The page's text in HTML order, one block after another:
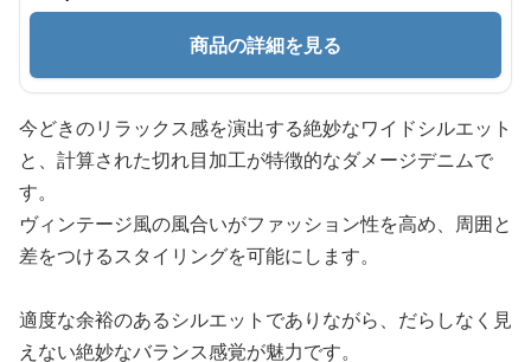
商品の詳細を見る
今どきのリラックス感を演出する絶妙なワイドシルエット
と、計算された切れ目加工が特徴的なダメージデニムで
す。
ヴィンテージ風の風合いがファッション性を高め、周囲と
差をつけるスタイリングを可能にします。
適度な余裕のあるシルエットでありながら、だらしなく見
えない絶妙なバランス感覚が魅力です。